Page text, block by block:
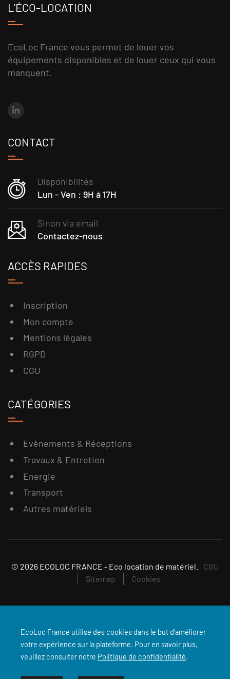
L'ÉCO-LOCATION
EcoLoc France vous permet de louer vos
équipements disponibles et de louer ceux qui vous
manquent.
CONTACT
Disponibilités
Lun - Ven : 9H à 17H
Sinon via email
Contactez-nous
ACCÈS RAPIDES
Inscription
Mon compte
Mentions légales
RGPD
CGU
CATÉGORIES
Evènements & Réceptions
Travaux & Entretien
Energie
Transport
Autres matériels
© 2026 ECOLOC FRANCE - Eco location de matériel.
CGU
Sitemap
Cookies
EcoLoc France utilise des cookies dans le but d'améliorer
votre expérience sur la plateforme. Pour en savoir plus,
veuillez consulter notre Politique de confidentialité.